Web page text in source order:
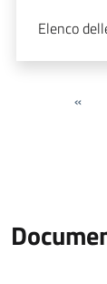
Elenco
«